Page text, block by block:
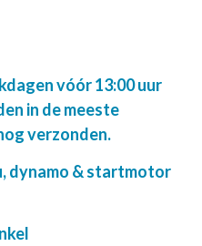
vóór 13:00 uur
in de meeste
verzonden.
dynamo & startmotor